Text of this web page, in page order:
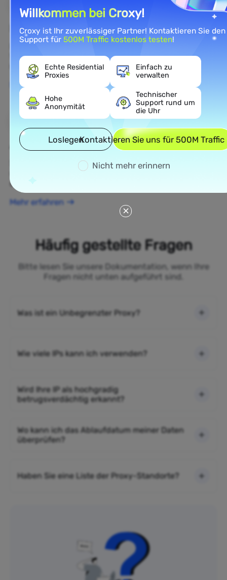
E-Commerce
Rufen Sie öffentliche E-Commerce-Daten ab, um die
Wettbewerbsintelligenz und das Verständnis des E-
Commerce-Marktes zu verbessern.
Mehr erfahren
Ad Verification
Schützen Sie Ihre Marke, überprüfen Sie Anzeigen
und führen Sie Echtzeit-Anzeigenintelligenz für
optimierte datengestützte Kampagnen durch.
Mehr erfahren
Häufig gestellte Fragen
Bitte lesen Sie unsere Dokumentation, wenn Ihre
Fragen nicht unten aufgeführt sind.
Was ist ein Unbegrenzter Proxy?
Wie viele IPs kann ich verwenden?
Wird Ihre IP als hochgradig
betrugsverdächtig erkannt?
Wo kann ich das Ablaufdatum meiner Daten
überprüfen?
Haben Sie eine Liste der Proxy-Standorte?
Willkommen bei Croxy!
Croxy ist Ihr zuverlässiger Partner! Kontaktieren Sie den
Support für500M Traffic kostenlos testen!
Echte Residential
Proxies
Einfach zu
verwalten
Hohe
Anonymität
Technischer
Support rund um
die Uhr
LoslegenKontaktieren Sie uns für 500M
Nicht mehr erinnern